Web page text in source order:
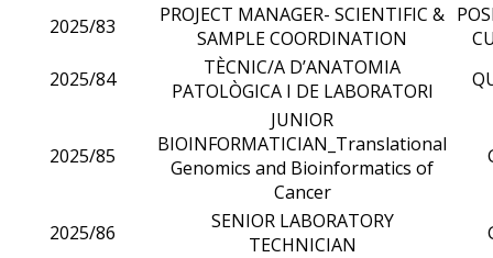
2025/83
PROJECT MANAGER- SCIENTIFIC &
SAMPLE COORDINATION
2025/84
TÈCNIC/A D’ANATOMIA
PATOLÒGICA I DE LABORATORI
2025/85
JUNIOR
BIOINFORMATICIAN_Translational
Genomics and Bioinformatics of
Cancer
2025/86
SENIOR LABORATORY
TECHNICIAN